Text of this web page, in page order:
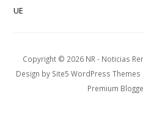
UE
Copyright © 2026 NR - Noticias
Design by Site5 WordPress Themes
Premium